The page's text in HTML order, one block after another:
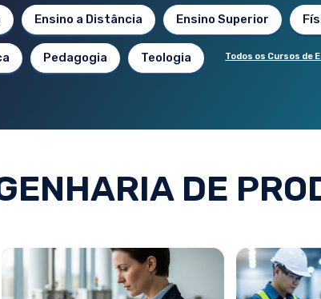
Ensino a Distância Ensino Superior
Pedagogia Teologia Todos os Cursos de
DE